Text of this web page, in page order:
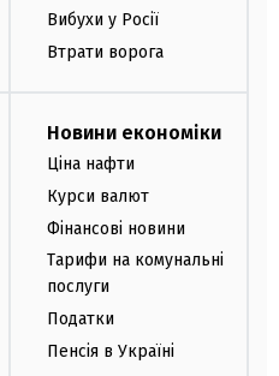
Вибухи у Росії
Втрати ворога
Новини економіки
Ціна нафти
Курси валют
Фінансові новини
Тарифи на комунальні
послуги
Податки
Пенсія в Україні